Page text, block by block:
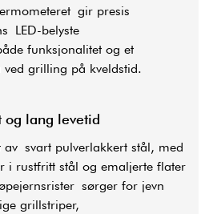
gir presis
LED-belyste
funksjonalitet og et
ved grilling på kveldstid.
og lang levetid
svart pulverlakkert stål, med
i rustfritt stål og emaljerte flater
sørger for jevn
grillstriper,